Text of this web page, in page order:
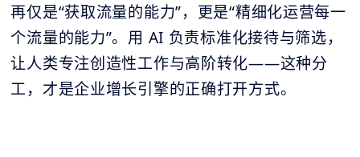
再仅是“获取流量的能力”，更是“精细化运营每一
个流量的能力”。用 AI 负责标准化接待与筛选，
让人类专注创造性工作与高阶转化——这种分
工，才是企业增长引擎的正确打开方式。